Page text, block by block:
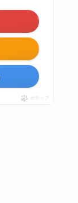
ポチップ